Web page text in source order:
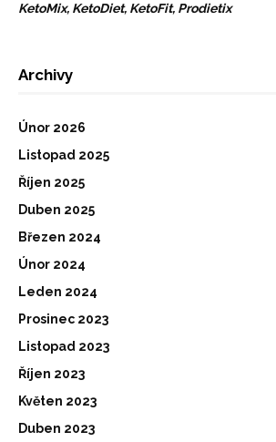
KetoMix, KetoDiet, KetoFit, Prodietix
Archivy
Únor 2026
Listopad 2025
Říjen 2025
Duben 2025
Březen 2024
Únor 2024
Leden 2024
Prosinec 2023
Listopad 2023
Říjen 2023
Květen 2023
Duben 2023